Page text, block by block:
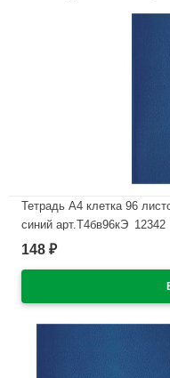
Тетрадь А4 клетка 96
синий арт.Т4бв96кЭ_12342
В наличии
148 ₽